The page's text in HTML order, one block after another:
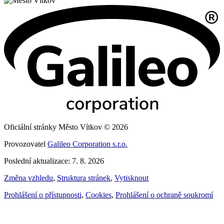
Oficiální stránky Město Vítkov © 2026
Provozovatel Galileo Corporation s.r.o.
Poslední aktualizace: 7. 8. 2026
Změna vzhledu, Struktura stránek, Vytisknout
Prohlášení o přístupnosti, Cookies, Prohlášení o ochraně soukromí